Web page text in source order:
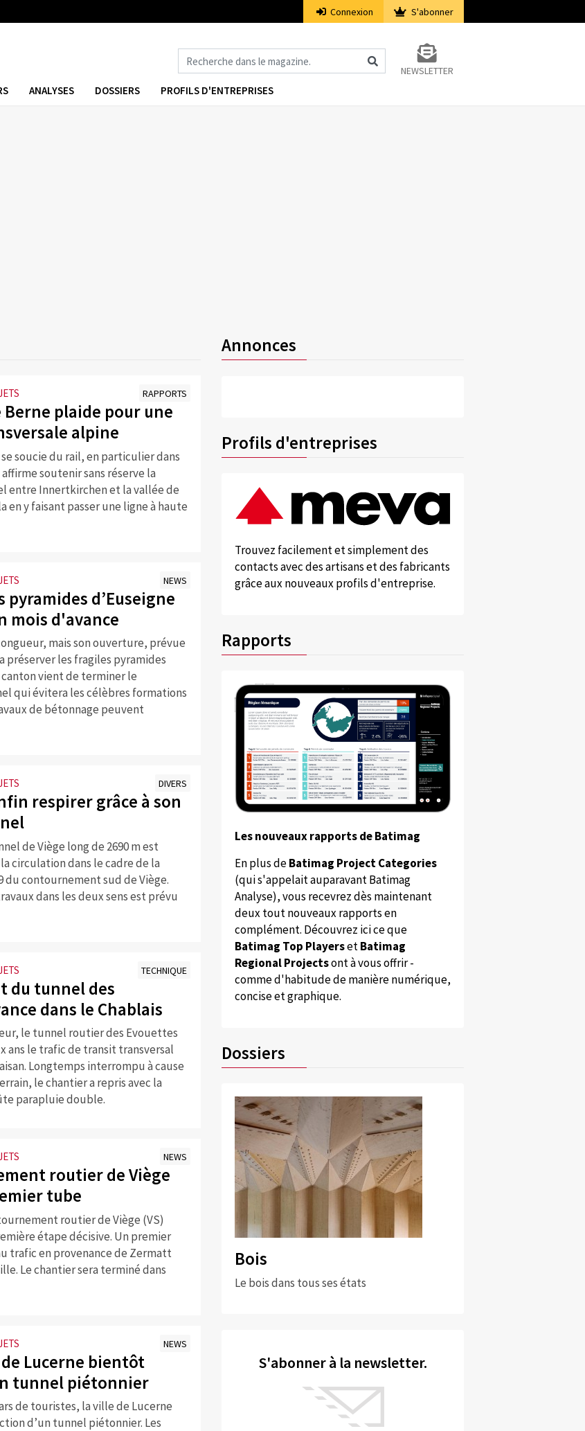
Connexion S'abonner
NEWSLETTER
ANALYSES DOSSIERS PROFILS D'ENTREPRISES
RAPPORTS
Berne plaide pour une
alpine
soucie du rail, en particulier dans
soutenir sans réserve la
entre Innertkirchen et la vallée de
en y faisant passer une ligne à haute
NEWS
pyramides d’Euseigne
mois d'avance
mais son ouverture, prévue
préserver les fragiles pyramides
canton vient de terminer le
qui évitera les célèbres formations
de bétonnage peuvent
DIVERS
respirer grâce à son
de Viège long de 2690 m est
circulation dans le cadre de la
du contournement sud de Viège.
dans les deux sens est prévu
TECHNIQUE
du tunnel des
dans le Chablais
le tunnel routier des Evouettes
ans le trafic de transit transversal
Longtemps interrompu à cause
le chantier a repris avec la
parapluie double.
NEWS
routier de Viège
tube
routier de Viège (VS)
étape décisive. Un premier
trafic en provenance de Zermatt
Le chantier sera terminé dans
NEWS
Lucerne bientôt
tunnel piétonnier
de touristes, la ville de Lucerne
d’un tunnel piétonnier. Les
Annonces
Profils d'entreprises
Trouvez facilement et simplement des
contacts avec des artisans et des fabricants
grâce aux nouveaux profils d'entreprise.
Rapports
Les nouveaux rapports de Batimag
En plus deBatimag Project Categories
(qui s'appelait auparavant Batimag
Analyse), vous recevrez dès maintenant
deux tout nouveaux rapports en
complément. Découvrez ici ce que
Batimag Top PlayersetBatimag
Regional Projectsont à vous offrir -
comme d'habitude de manière numérique,
concise et graphique.
Dossiers
Bois
Le bois dans tous ses états
S'abonner à la newsletter.